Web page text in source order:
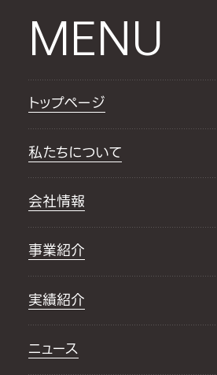
MENU
トップページ
私たちについて
会社情報
事業紹介
実績紹介
ニュース